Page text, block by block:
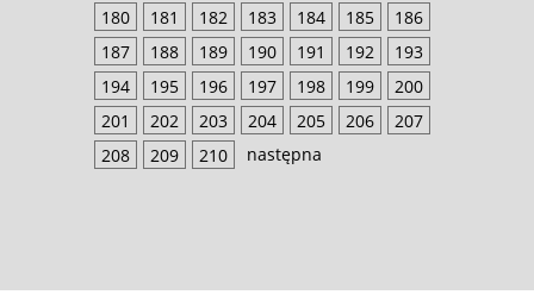
180
181 182 183 184 185
186
187
188 189 190 191 192
193
194
195 196 197 198 199
200
201
202 203 204 205 206
207
208
209 210 następna